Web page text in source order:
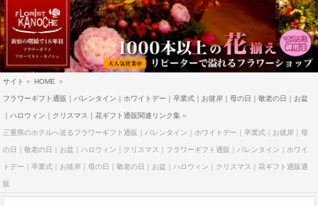
サイト » HOME »
フラワーギフト通販｜バレンタイン｜ホワイトデー｜卒業式｜お彼岸｜母の日｜敬老の日｜お盆
｜ハロウィン｜クリスマス｜花ギフト通販関連リンク集 »
三重県のホテルへ送るフラワーギフト通販｜バレンタイン｜ホワイトデー｜卒業式｜お彼岸｜母
の日｜敬老の日｜お盆｜ハロウィン｜クリスマス｜フラワーギフト通販｜バレンタイン｜ホワイ
トデー｜卒業式｜お彼岸｜母の日｜敬老の日｜お盆｜ハロウィン｜クリスマス｜花ギフト通販通
販